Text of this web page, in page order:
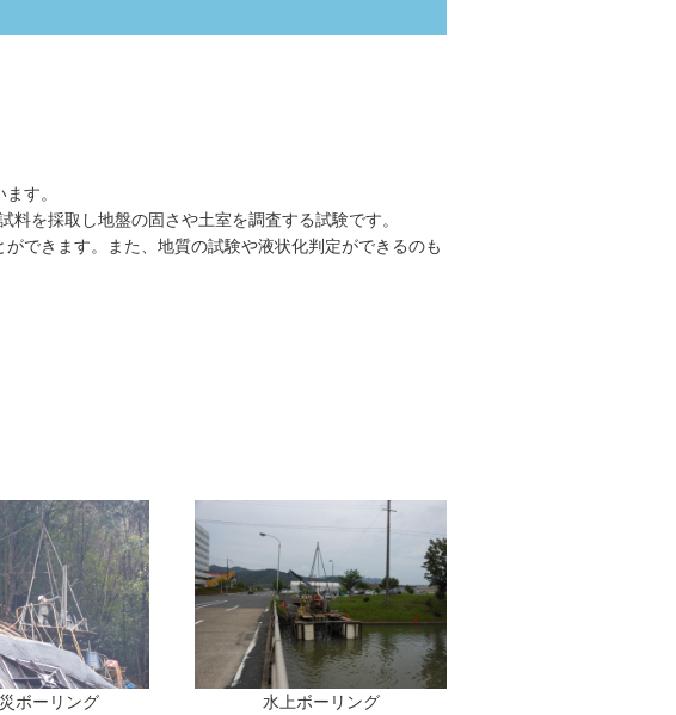
す。
を採取し地盤の固さや土室を調査する試験です。
できます。また、地質の試験や液状化判定ができるのも
ボーリング 水上ボーリング